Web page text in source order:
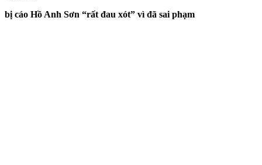
bị cáo Hồ Anh Sơn “rất đau xót” vì đã sai phạm